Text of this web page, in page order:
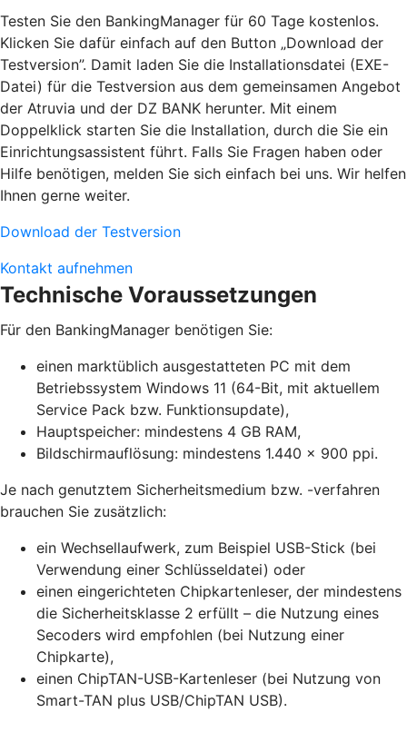
Testen Sie den BankingManager für 60 Tage kostenlos.
Klicken Sie dafür einfach auf den Button „Download der
Testversion”. Damit laden Sie die Installationsdatei (EXE-
Datei) für die Testversion aus dem gemeinsamen Angebot
der Atruvia und der DZ BANK herunter. Mit einem
Doppelklick starten Sie die Installation, durch die Sie ein
Einrichtungsassistent führt. Falls Sie Fragen haben oder
Hilfe benötigen, melden Sie sich einfach bei uns. Wir helfen
Ihnen gerne weiter.
Download der Testversion
Kontakt aufnehmen
Technische Voraussetzungen
Für den BankingManager benötigen Sie:
einen marktüblich ausgestatteten PC mit dem
Betriebssystem Windows 11 (64-Bit, mit aktuellem
Service Pack bzw. Funktionsupdate),
Hauptspeicher: mindestens 4 GB RAM,
Bildschirmauflösung: mindestens 1.440 x 900 ppi.
Je nach genutztem Sicherheitsmedium bzw. -verfahren
brauchen Sie zusätzlich:
ein Wechsellaufwerk, zum Beispiel USB-Stick (bei
Verwendung einer Schlüsseldatei) oder
einen eingerichteten Chipkartenleser, der mindestens
die Sicherheitsklasse 2 erfüllt – die Nutzung eines
Secoders wird empfohlen (bei Nutzung einer
Chipkarte),
einen ChipTAN-USB-Kartenleser (bei Nutzung von
Smart-TAN plus USB/ChipTAN USB).